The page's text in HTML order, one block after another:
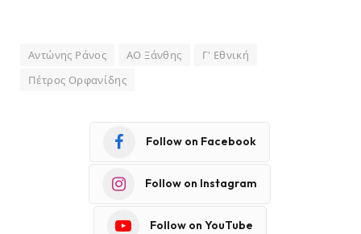
Αντώνης Ράνος ΑΟ Ξάνθης
Γ' Εθνική
Πέτρος Ορφανίδης
Follow on Facebook
Follow on Instagram
Follow on YouTube